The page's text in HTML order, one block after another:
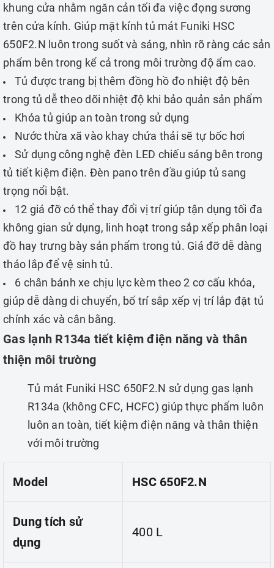
khung cửa nhằm ngăn cản tối đa việc đọng sương
trên cửa kính. Giúp mặt kính tủ mát Funiki HSC
650F2.N luôn trong suốt và sáng, nhìn rõ ràng các sản
phẩm bên trong kể cả trong môi trường độ ẩm cao.
Tủ được trang bị thêm đồng hồ đo nhiệt độ bên
trong tủ dễ theo dõi nhiệt độ khi bảo quản sản phẩm
Khóa tủ giúp an toàn trong sử dụng
Nước thừa xã vào khay chứa thải sẽ tự bốc hơi
Sử dụng công nghệ đèn LED chiếu sáng bên trong
tủ tiết kiệm điện. Đèn pano trên đầu giúp tủ sang
trọng nổi bật.
12 giá đỡ có thể thay đổi vị trí giúp tận dụng tối đa
không gian sử dụng, linh hoạt trong sắp xếp phân loại
đồ hay trưng bày sản phẩm trong tủ. Giá đỡ dễ dàng
tháo lắp để vệ sinh tủ.
6 chân bánh xe chịu lực kèm theo 2 cơ cấu khóa,
giúp dễ dàng di chuyển, bố trí sắp xếp vị trí lắp đặt tủ
chính xác và cân bằng.
Gas lạnh R134a tiết kiệm điện năng và thân
thiện môi trường
Tủ mát Funiki HSC 650F2.N sử dụng gas lạnh
R134a (không CFC, HCFC) giúp thực phẩm luôn
luôn an toàn, tiết kiệm điện năng và thân thiện
với môi trường
Model HSC 650F2.N
Dung tích sử
dụng
400 L